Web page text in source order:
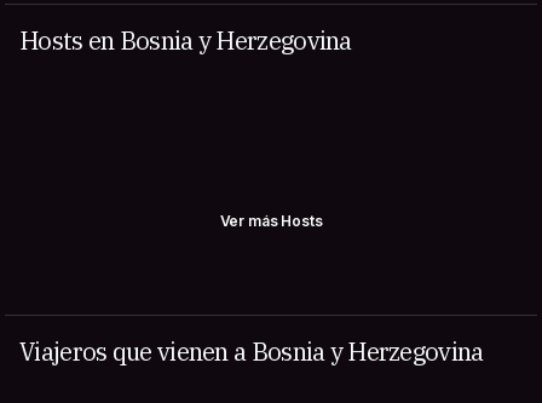
Hosts en Bosnia y Herzegovina
Ver más Hosts
Viajeros que vienen a Bosnia y Herzegovina